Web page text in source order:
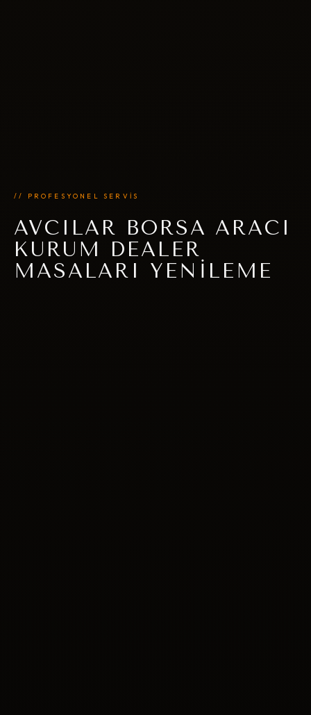
// PROFESYONEL SERVİS
AVCILAR BORSA ARACI
KURUM DEALER
MASALARI YENILEME